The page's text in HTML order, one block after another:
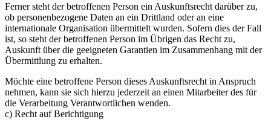
Ferner steht der betroffenen Person ein Auskunftsrecht darüber zu,
ob personenbezogene Daten an ein Drittland oder an eine
internationale Organisation übermittelt wurden. Sofern dies der Fall
ist, so steht der betroffenen Person im Übrigen das Recht zu,
Auskunft über die geeigneten Garantien im Zusammenhang mit der
Übermittlung zu erhalten.
Möchte eine betroffene Person dieses Auskunftsrecht in Anspruch
nehmen, kann sie sich hierzu jederzeit an einen Mitarbeiter des für
die Verarbeitung Verantwortlichen wenden.
c) Recht auf Berichtigung